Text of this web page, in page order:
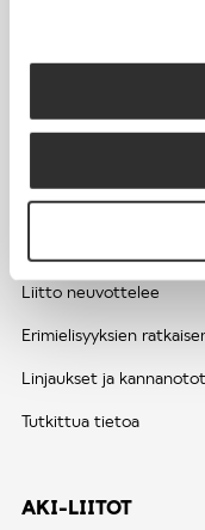
Kesätyöntekijän
EDUNVALVONTA
Liitto neuvottelee
Erimielisyyksien
Linjaukset ja kannanotot
Tutkittua tietoa
AKI-LIITOT